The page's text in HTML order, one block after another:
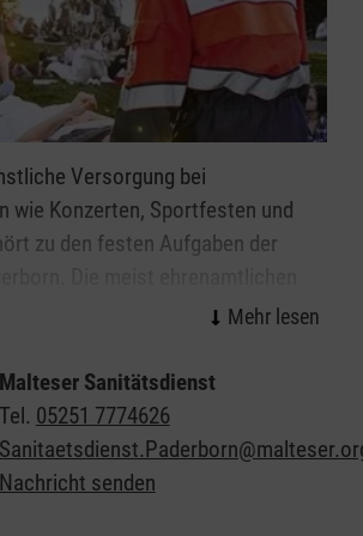
Versorgung bei
wie Konzerten, Sportfesten und
zu den festen Aufgaben der
des Malteser Sanitätsdiensts leisten
ab einer gewissen Dimension bzw.
Charakteristik erfordern einen
Überall da, wo viele
erhöht sich
Malteser Sanitätsdienst
Tel. 05251 7774626
Nachricht senden